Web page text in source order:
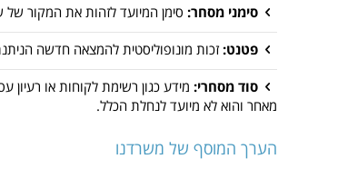
סימני מסחר: סימן המיועד לזהות את המקור של
פטנט: זכות מונופוליסטית להמצאה חדשה
סוד מסחרי: מידע כגון רשימת לקוחות או רעיון
מאחר והוא לא מיועד לנחלת הכלל.
הערך המוסף של משרדנו